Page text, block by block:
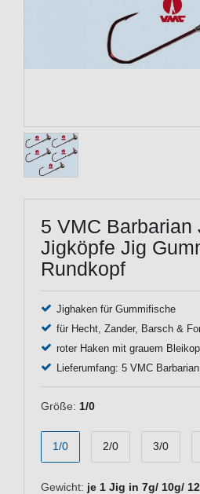
5 VMC Barbarian
Jigköpfe Jig
Rundkopf
Jighaken für Gummifische
für Hecht, Zander, Barsch &
roter Haken mit grauem
Lieferumfang: 5 VMC
Größe: 1/0
1/0 2/0 3/0
Gewicht: je 1 Jig in 7g/ 10g/